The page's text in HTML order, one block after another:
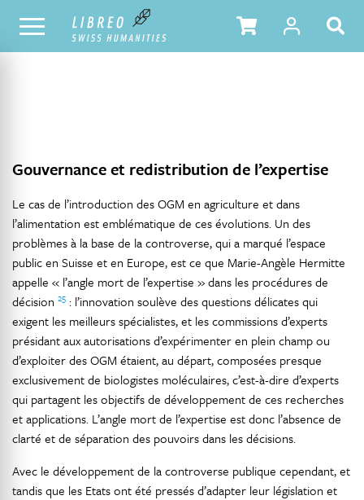
NOTRE CATALOGUE TABLE DES MATIÈRES
Gouvernance et redistribution de l’expertise
Le cas de l’introduction des OGM en agriculture et dans
l’alimentation est emblématique de ces évolutions. Un des
problèmes à la base de la controverse, qui a marqué l’espace
public en Suisse et en Europe, est ce que Marie-Angèle Hermitte
appelle « l’angle mort de l’expertise » dans les procédures de
décision 25 : l’innovation soulève des questions délicates qui
exigent les meilleurs spécialistes, et les commissions d’experts
présidant aux autorisations d’expérimenter en plein champ ou
d’exploiter des OGM étaient, au départ, composées presque
exclusivement de biologistes moléculaires, c’est-à-dire d’experts
qui partagent les objectifs de développement de ces recherches
et applications. L’angle mort de l’expertise est donc l’absence de
clarté et de séparation des pouvoirs dans les décisions.
Avec le développement de la controverse publique cependant, et
tandis que les Etats ont été pressés d’adapter leur législation et